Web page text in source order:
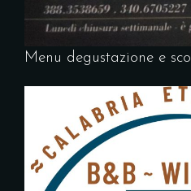
Menu degustazione e